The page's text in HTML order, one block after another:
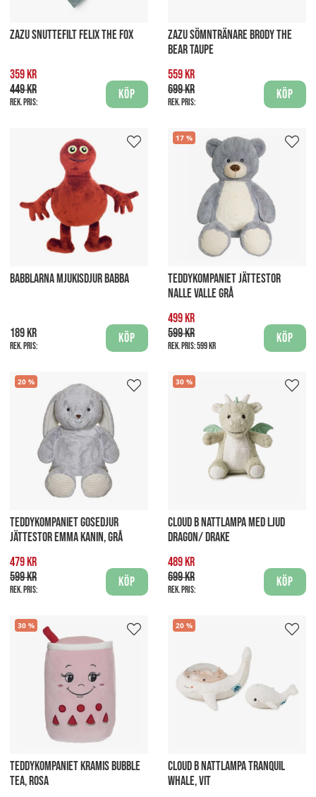
ZAZU SNUTTEFILT FELIX THE FOX
359 kr
449 kr
Rek. pris:
Köp
ZAZU SÖMNTRÄNARE BRODY THE
BEAR TAUPE
559 kr
699 kr
Rek. pris:
Köp
BABBLARNA MJUKISDJUR BABBA
189 kr
Rek. pris:
Köp
17
TEDDYKOMPANIET JÄTTESTOR
NALLE VALLE GRÅ
499 kr
599 kr
Rek. pris:599 kr
Köp
20
TEDDYKOMPANIET GOSEDJUR
JÄTTESTOR EMMA KANIN, GRÅ
479 kr
599 kr
Rek. pris:
Köp
30
CLOUD B NATTLAMPA MED LJUD
DRAGON/ DRAKE
489 kr
699 kr
Rek. pris:
Köp
30
TEDDYKOMPANIET KRAMIS BUBBLE
TEA, ROSA
20
CLOUD B NATTLAMPA TRANQUIL
WHALE, VIT